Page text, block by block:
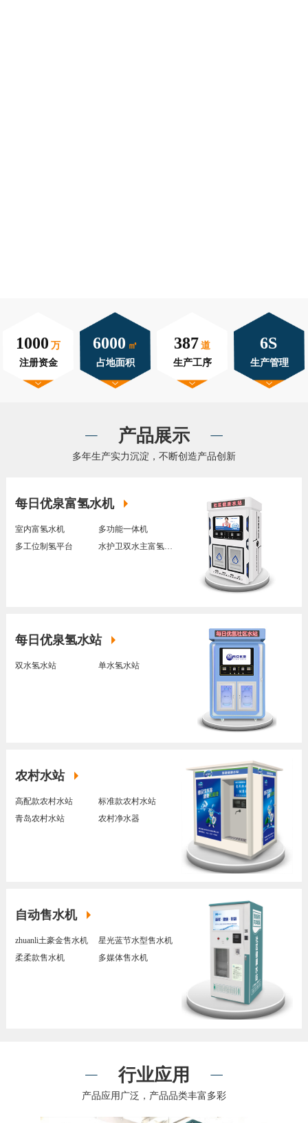
1000 万
注册资金
6000 ㎡
占地面积
387 道
生产工序
6S
生产管理
产品展示
多年生产实力沉淀，不断创造产品创新
每日优泉富氢水机
室内富氢水机
多功能一体机
多工位制氢平台
水护卫双水主富氢水机
每日优泉氢水站
双水氢水站 单水氢水站
农村水站
高配款农村水站
标准款农村水站
青岛农村水站
农村净水器
自动售水机
zhuanli土豪金售水机
星光蓝节水型售水机
柔柔款售水机
多媒体售水机
行业应用
产品应用广泛，产品品类丰富多彩